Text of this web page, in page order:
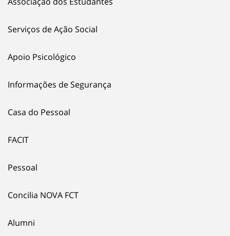
Serviços de Ação Social
Apoio Psicológico
Informações de Segurança
Casa do Pessoal
FACIT
Pessoal
Concilia NOVA FCT
Alumni